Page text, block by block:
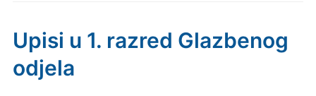
Upisi u 1. razred Glazbenog
odjela